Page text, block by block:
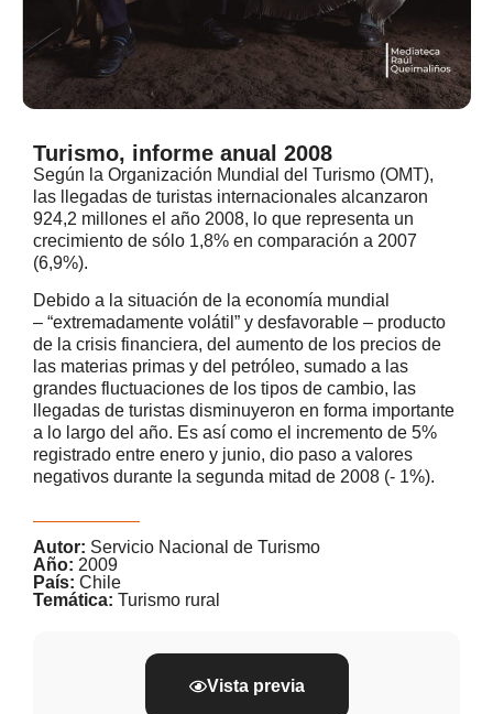
Turismo, informe anual 2008
Según la Organización Mundial del Turismo (OMT),
las llegadas de turistas internacionales alcanzaron
924,2 millones el año 2008, lo que representa un
crecimiento de sólo 1,8% en comparación a 2007
(6,9%).
Debido a la situación de la economía mundial
– “extremadamente volátil” y desfavorable – producto
de la crisis financiera, del aumento de los precios de
las materias primas y del petróleo, sumado a las
grandes fluctuaciones de los tipos de cambio, las
llegadas de turistas disminuyeron en forma importante
a lo largo del año. Es así como el incremento de 5%
registrado entre enero y junio, dio paso a valores
negativos durante la segunda mitad de 2008 (- 1%).
Autor: Servicio Nacional de Turismo
Año: 2009
País: Chile
Temática: Turismo rural
Vista previa